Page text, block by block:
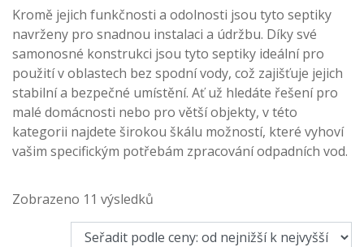
Kromě jejich funkčnosti a odolnosti jsou tyto septiky
navrženy pro snadnou instalaci a údržbu. Díky své
samonosné konstrukci jsou tyto septiky ideální pro
použití v oblastech bez spodní vody, což zajišťuje jejich
stabilní a bezpečné umístění. Ať už hledáte řešení pro
malé domácnosti nebo pro větší objekty, v této
kategorii najdete širokou škálu možností, které vyhoví
vašim specifickým potřebám zpracování odpadních vod.
Zobrazeno 11 výsledků
podle
ceny: